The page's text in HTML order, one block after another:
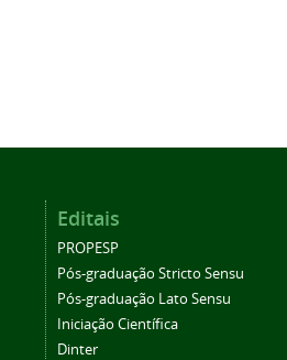
Editais
PROPESP
Pós-graduação Stricto Sensu
Pós-graduação Lato Sensu
Iniciação Científica
Dinter